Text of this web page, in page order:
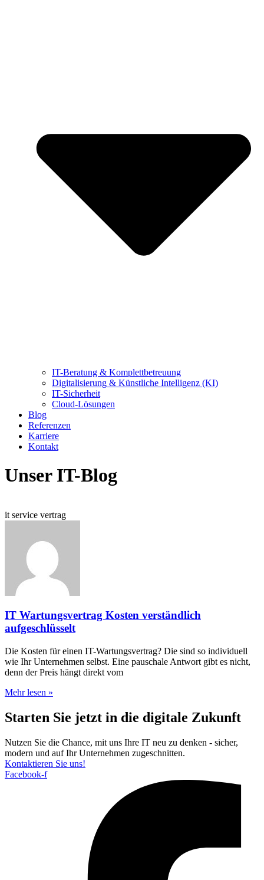
IT-Beratung & Komplettbetreuung
Digitalisierung & Künstliche Intelligenz (KI)
IT-Sicherheit
Cloud-Lösungen
Blog
Referenzen
Karriere
Kontakt
Unser IT-Blog
it service vertrag
IT Wartungsvertrag Kosten verständlich
aufgeschlüsselt
Die Kosten für einen IT-Wartungsvertrag? Die sind so individuell
wie Ihr Unternehmen selbst. Eine pauschale Antwort gibt es nicht,
denn der Preis hängt direkt vom
Mehr lesen »
Starten Sie jetzt in die digitale Zukunft
Nutzen Sie die Chance, mit uns Ihre IT neu zu denken - sicher,
modern und auf Ihr Unternehmen zugeschnitten.
Kontaktieren Sie uns!
Facebook-f